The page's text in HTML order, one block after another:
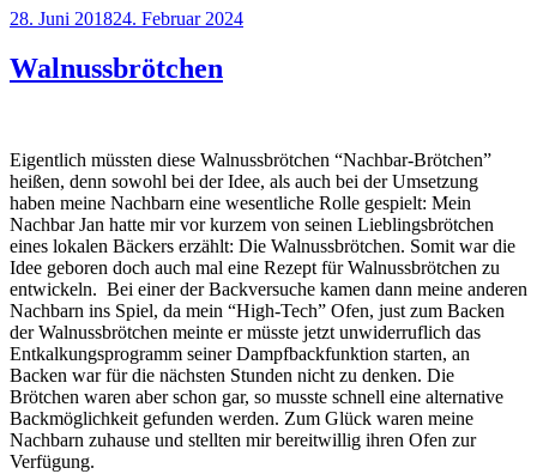
Veröffentlicht
28. Juni 201824. Februar 2024
Walnussbrötchen
Eigentlich müssten diese Walnussbrötchen “Nachbar-Brötchen”
heißen, denn sowohl bei der Idee, als auch bei der Umsetzung
haben meine Nachbarn eine wesentliche Rolle gespielt: Mein
Nachbar Jan hatte mir vor kurzem von seinen Lieblingsbrötchen
eines lokalen Bäckers erzählt: Die Walnussbrötchen. Somit war die
Idee geboren doch auch mal eine Rezept für Walnussbrötchen zu
entwickeln. Bei einer der Backversuche kamen dann meine anderen
Nachbarn ins Spiel, da mein “High-Tech” Ofen, just zum Backen
der Walnussbrötchen meinte er müsste jetzt unwiderruflich das
Entkalkungsprogramm seiner Dampfbackfunktion starten, an
Backen war für die nächsten Stunden nicht zu denken. Die
Brötchen waren aber schon gar, so musste schnell eine alternative
Backmöglichkeit gefunden werden. Zum Glück waren meine
Nachbarn zuhause und stellten mir bereitwillig ihren Ofen zur
Verfügung.